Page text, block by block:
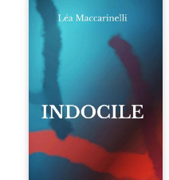
Quatre parties.
Quatre refus.
Quatre visages
d’une existence en
friction. Entre les
silences qu’on ne
déchiffre pas, les
amours qu’on
dérange, les corps
qu’on administre
et les liens qu’on
sabote, cet
ouvrage parle à